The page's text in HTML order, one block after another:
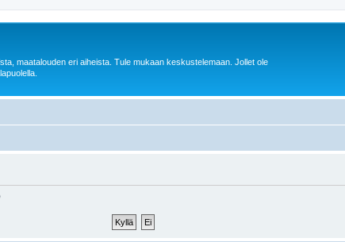
maatalouden eri aiheista. Tule mukaan keskustelemaan. Jollet ole